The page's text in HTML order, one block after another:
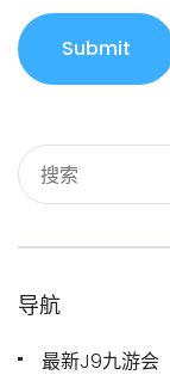
Submit
导航
最新J9九游会